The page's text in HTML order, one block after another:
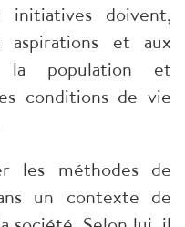
doivent,
et aux
la population et
conditions de vie
les méthodes de
un contexte de